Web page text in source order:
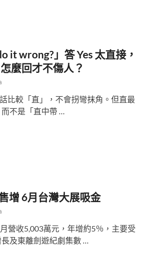
it wrong?」答 Yes 太直接，
麼回才不傷人？
比較「直」，不會拐彎抹角。但直最
不是「直中帶 …
增 6月台灣大展吸金
營收5,003萬元，年增約5％，主要受
及東離劍遊紀劇集數 …